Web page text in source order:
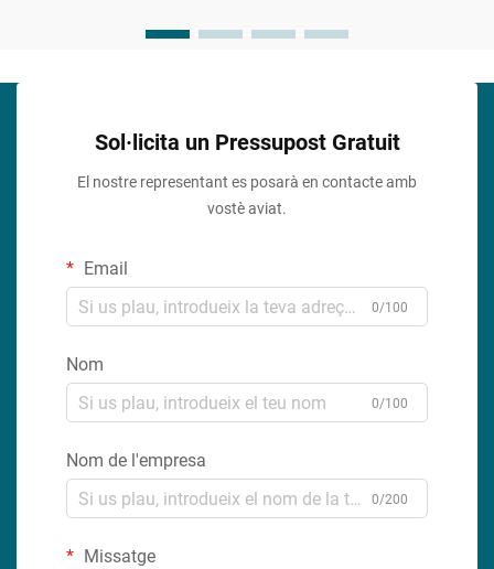
Sol·licita un Pressupost Gratuit
El nostre representant es posarà en contacte amb
vostè aviat.
Email
0/100
Nom
0/100
Nom de l'empresa
0/200
Missatge